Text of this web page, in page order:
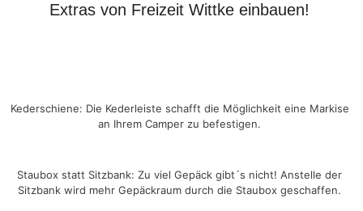
Extras von Freizeit Wittke einbauen!
Kederschiene: Die Kederleiste schafft die Möglichkeit eine Markise
an Ihrem Camper zu befestigen.
Staubox statt Sitzbank: Zu viel Gepäck gibt´s nicht! Anstelle der
Sitzbank wird mehr Gepäckraum durch die Staubox geschaffen.